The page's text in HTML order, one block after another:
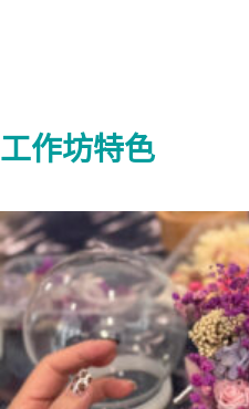
工作坊特色